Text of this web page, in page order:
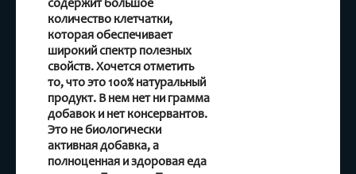
содержит большое
количество клетчатки,
которая обеспечивает
широкий спектр полезных
свойств. Хочется отметить
то, что это 100% натуральный
продукт. В нем нет ни грамма
добавок и нет консервантов.
Это не биологически
активная добавка, а
полноценная и здоровая еда